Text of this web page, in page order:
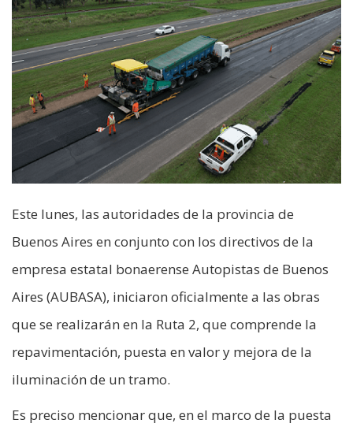
Este lunes, las autoridades de la provincia de
Buenos Aires en conjunto con los directivos de la
empresa estatal bonaerense Autopistas de Buenos
Aires (AUBASA), iniciaron oficialmente a las obras
que se realizarán en la Ruta 2, que comprende la
repavimentación, puesta en valor y mejora de la
iluminación de un tramo.
Es preciso mencionar que, en el marco de la puesta